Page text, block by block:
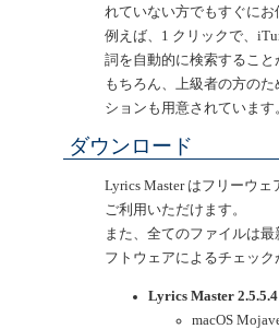
れていない方でもすぐにお
例えば、1 クリックで、
詞を自動的に検索すること
もちろん、上級者の方の
ションも用意されています
ダウンロード
Lyrics Master はフリーウ
ご利用いただけます。
また、全てのファイルは
フトウェアによるチェック
Lyrics Master
macOS